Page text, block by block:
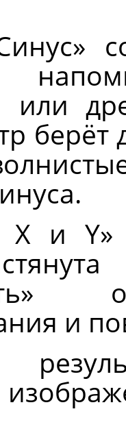
»
или
X и Y»
»
и